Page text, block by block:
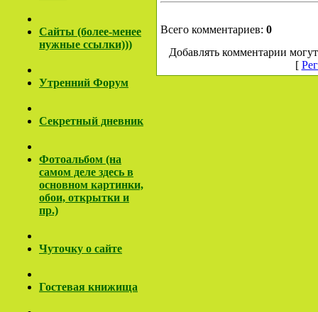
Сайты (более-менее
нужные ссылки)))
Утренний Форум
Секретный дневник
Фотоальбом (на
самом деле здесь в
основном картинки,
обои, открытки и
пр.)
Чуточку о сайте
Гостевая книжища
Всего комментариев: 0
Добавлять комментарии
[